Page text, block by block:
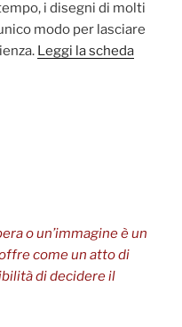
i disegni di molti
modo per lasciare
Leggi la scheda
o un’immagine è un
come un atto di
di decidere il